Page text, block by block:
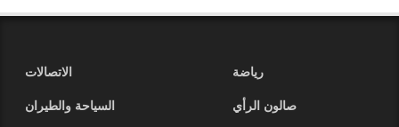
رياضة
الاتصالات
صالون الرأي
السياحة والطيران